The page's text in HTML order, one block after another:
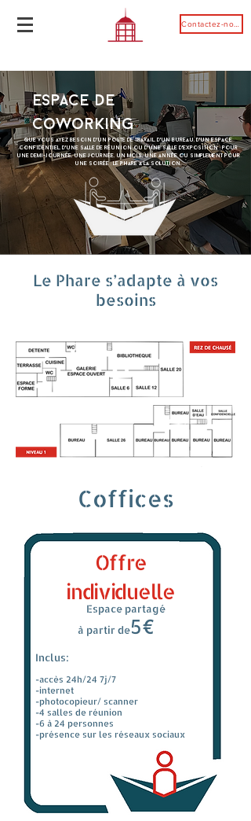
Espace de
coworking
Que vous ayez besoin d'un poste de travail, d'un bureau, d'un espace
confidentiel, d'une salle de réunion ou d'une salle d'exposition ; pour
une demi-journée, une journée, un mois, une année ou simplement pour
une soirée : Le Phare a la solution.
Le Phare s’adapte à vos
besoins
Coffices
-accès 24h/24 7j/7
-internet
-photocopieur/ scanner
-4 salles de réunion
-6 à 24 personnes
-présence sur les réseaux sociaux
Offre
individuelle
Espace partagé
à partir de5€
Inclus: